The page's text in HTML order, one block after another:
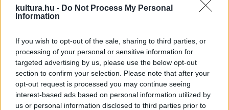
kultura.hu - Do Not Process My Personal
Information
If you wish to opt-out of the sale, sharing to third parties, or
processing of your personal or sensitive information for
targeted advertising by us, please use the below opt-out
section to confirm your selection. Please note that after your
opt-out request is processed you may continue seeing
interest-based ads based on personal information utilized by
us or personal information disclosed to third parties prior to
sejteni lehetett, hogy az újkőkori lelőhelyek sokkal
jelentősebbek és nagyobbak, mint a többi korszak
lelőhelyei, és olyan leletanyagok jöttek elő, akkora számban,
mint még megyénkben eddig soha" - fogalmazott
Frankovics Tibor.